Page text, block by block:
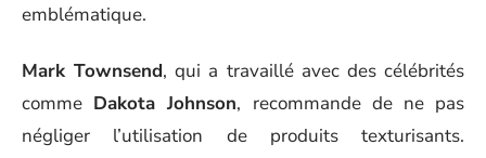
emblématique.
Mark Townsend, qui a travaillé avec des célébrités
comme Dakota Johnson, recommande de ne pas
négliger l’utilisation de produits texturisants.